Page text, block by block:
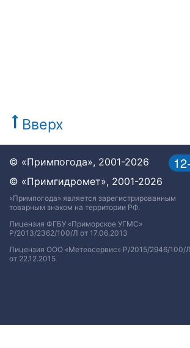
Вверх
© «Примпогода», 2001-2026
© «Примгидромет», 2001-2026
«Примпогода» является зарегистрированным
товарным знаком на территории РФ.
Лицензия ФГБУ «Приморское УГМС»
Р/2013/2362/100/Л от 17.06.2013
Лицензия ООО «Метеосервис» Р/2015/2946/100/Л
от 22.12.2015